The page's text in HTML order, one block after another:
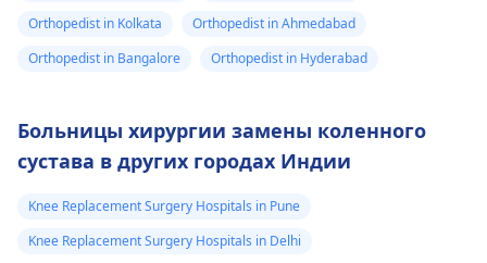
Orthopedist in Kolkata
Orthopedist in Ahmedabad
Orthopedist in Bangalore
Orthopedist in Hyderabad
Больницы хирургии замены коленного
сустава в других городах Индии
Knee Replacement Surgery Hospitals in Pune
Knee Replacement Surgery Hospitals in Delhi